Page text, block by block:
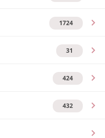
1724
31
424
432